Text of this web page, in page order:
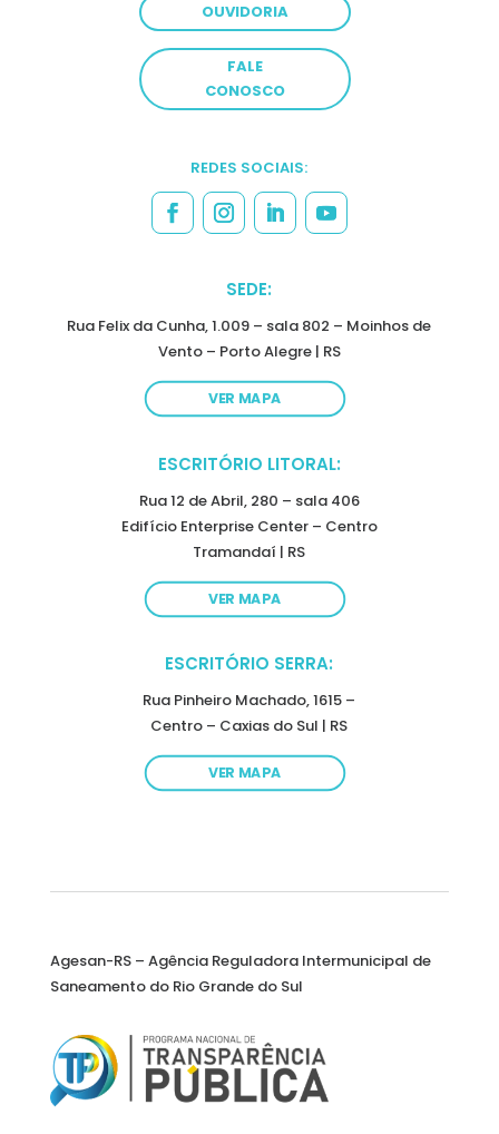
OUVIDORIA
FALE
CONOSCO
REDES SOCIAIS:
SEDE:
Rua Felix da Cunha, 1.009 – sala 802 – Moinhos de
Vento – Porto Alegre | RS
VER MAPA
ESCRITÓRIO LITORAL:
Rua 12 de Abril, 280 – sala 406
Edifício Enterprise Center – Centro
Tramandaí | RS
VER MAPA
ESCRITÓRIO SERRA:
Rua Pinheiro Machado, 1615 –
Centro – Caxias do Sul | RS
VER MAPA
Agesan-RS – Agência Reguladora Intermunicipal de
Saneamento do Rio Grande do Sul